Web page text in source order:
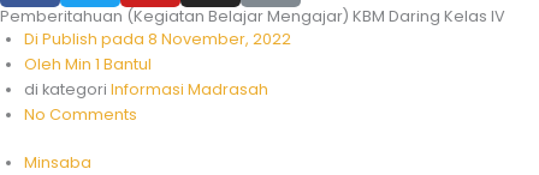
Pemberitahuan (Kegiatan Belajar Mengajar) KBM Daring Kelas IV
Di Publish pada 8 November, 2022
Oleh Min 1 Bantul
di kategori Informasi Madrasah
No Comments
Minsaba